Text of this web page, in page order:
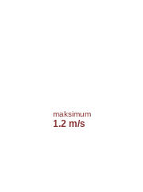
maksimum
1.2 m/s